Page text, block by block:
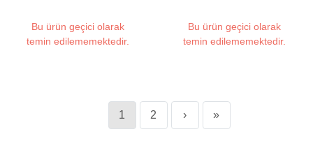
Bu ürün geçici olarak
temin edilememektedir.
Bu ürün geçici olarak
temin edilememektedir.
1 2 › »